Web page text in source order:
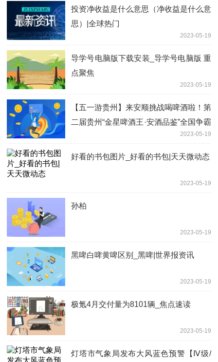
投资净收益是什么意思（净收益是什么意
思）|全球热门
2023-05-19
导学号电脑版下载安装_导学号电脑版 重
点聚焦
2023-05-19
【五一游贵州】来安顺挑战喝啤酒啦！第
二届贵州“金星啤酒王·安酒品鉴”全国争霸
2023-05-19
好看的书包图片_好看的书包|天天微动态
2023-05-19
孙柏
2023-05-19
黑啤白啤黄啤区别_黑啤|世界报资讯
2023-05-19
极氪4月交付量为8101辆_焦点速读
2023-05-19
灯塔市气象局发布大风蓝色预警【Ⅳ级/